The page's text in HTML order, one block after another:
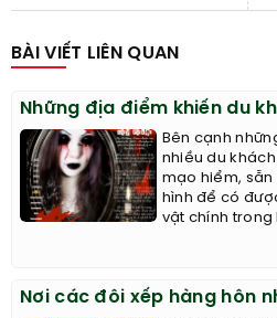
BÀI VIẾT LIÊN QUAN
Những địa điểm khiến du
Bên cạnh
nhiều du
mạo hiểm, sẵn
hình để có
vật chính trong
Nơi các đôi xếp hàng hôn